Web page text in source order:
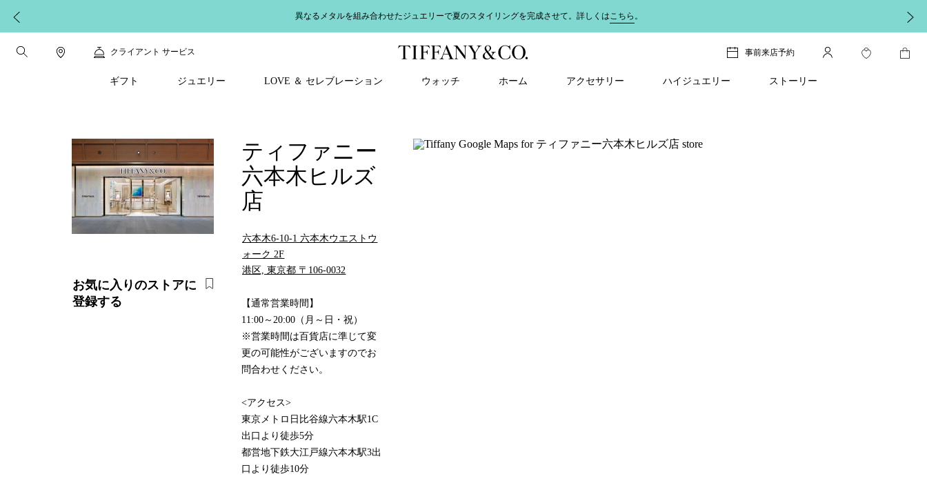
異なるメタルを組み合わせたジュエリーで夏のスタイリングを完成させて。詳しくはこちら 。
クライアント サービス 事前来店予約
ギフト ジュエリー LOVE ＆ セレブレーション ウォッチ ホーム アクセサリー ハイジュエリー ストーリー
お気に入りのストアに
登録する
ティファニー
六本木ヒルズ
店
六本木6-10-1 六本木ウエストウ
ォーク 2F
港区, 東京都 〒106-0032
【通常営業時間】
11:00～20:00（月～日・祝）
※営業時間は百貨店に準じて変
更の可能性がございますのでお
問合わせください。
<アクセス>
東京メトロ日比谷線六本木駅1C
出口より徒歩5分
都営地下鉄大江戸線六本木駅3出
口より徒歩10分